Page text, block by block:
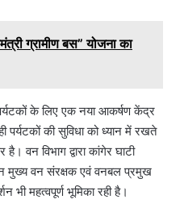
ग्रामीण बस” योजना का
के लिए एक नया आकर्षण केंद्र
पर्यटकों की सुविधा को ध्यान में रखते
वन विभाग द्वारा कांगेर घाटी
मुख्य वन संरक्षक एवं वनबल प्रमुख
भी महत्वपूर्ण भूमिका रही है।